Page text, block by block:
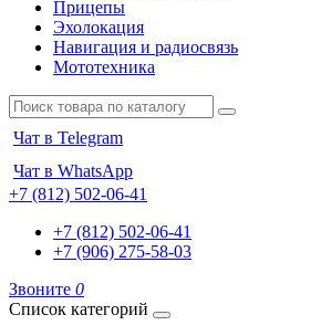
Прицепы
Эхолокация
Навигация и радиосвязь
Мототехника
Чат в Telegram
Чат в WhatsApp
+7 (812) 502-06-41
+7 (812) 502-06-41
+7 (906) 275-58-03
Звоните 0
Список категорий